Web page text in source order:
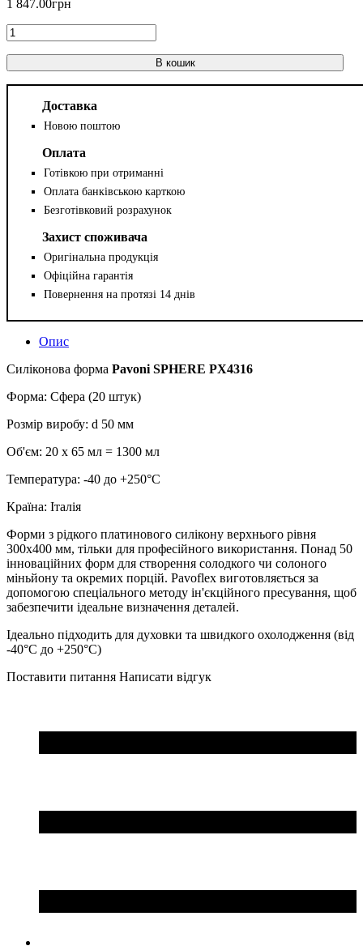
1 847.00грн
В кошик
Доставка
Новою поштою
Оплата
Готівкою при отриманні
Оплата банківською карткою
Безготівковий розрахунок
Захист споживача
Оригінальна продукція
Офіційна гарантія
Повернення на протязі 14 днів
Опис
Силіконова форма Pavoni SPHERE PX4316
Форма: Сфера (20 штук)
Розмір виробу: d 50 мм
Об'єм: 20 х 65 мл = 1300 мл
Температура: -40 до +250°С
Країна: Італія
Форми з рідкого платинового силікону верхнього рівня
300x400 мм, тільки для професійного використання. Понад 50
інноваційних форм для створення солодкого чи солоного
міньйону та окремих порцій. Pavoflex виготовляється за
допомогою спеціального методу ін'єкційного пресування, щоб
забезпечити ідеальне визначення деталей.
Ідеально підходить для духовки та швидкого охолодження (від
-40°C до +250°C)
Поставити питання Написати відгук